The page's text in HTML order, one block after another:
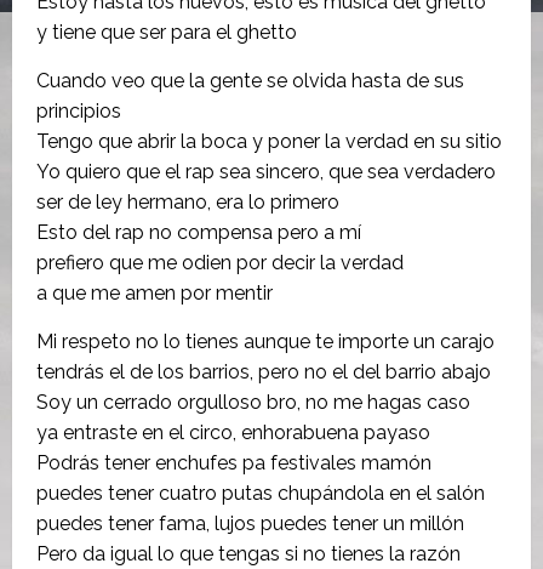
y tiene que ser para el ghetto
Cuando veo que la gente se olvida hasta de sus
principios
Tengo que abrir la boca y poner la verdad en su sitio
Yo quiero que el rap sea sincero, que sea verdadero
ser de ley hermano, era lo primero
Esto del rap no compensa pero a mí
prefiero que me odien por decir la verdad
a que me amen por mentir
Mi respeto no lo tienes aunque te importe un carajo
tendrás el de los barrios, pero no el del barrio abajo
Soy un cerrado orgulloso bro, no me hagas caso
ya entraste en el circo, enhorabuena payaso
Podrás tener enchufes pa festivales mamón
puedes tener cuatro putas chupándola en el salón
puedes tener fama, lujos puedes tener un millón
Pero da igual lo que tengas si no tienes la razón